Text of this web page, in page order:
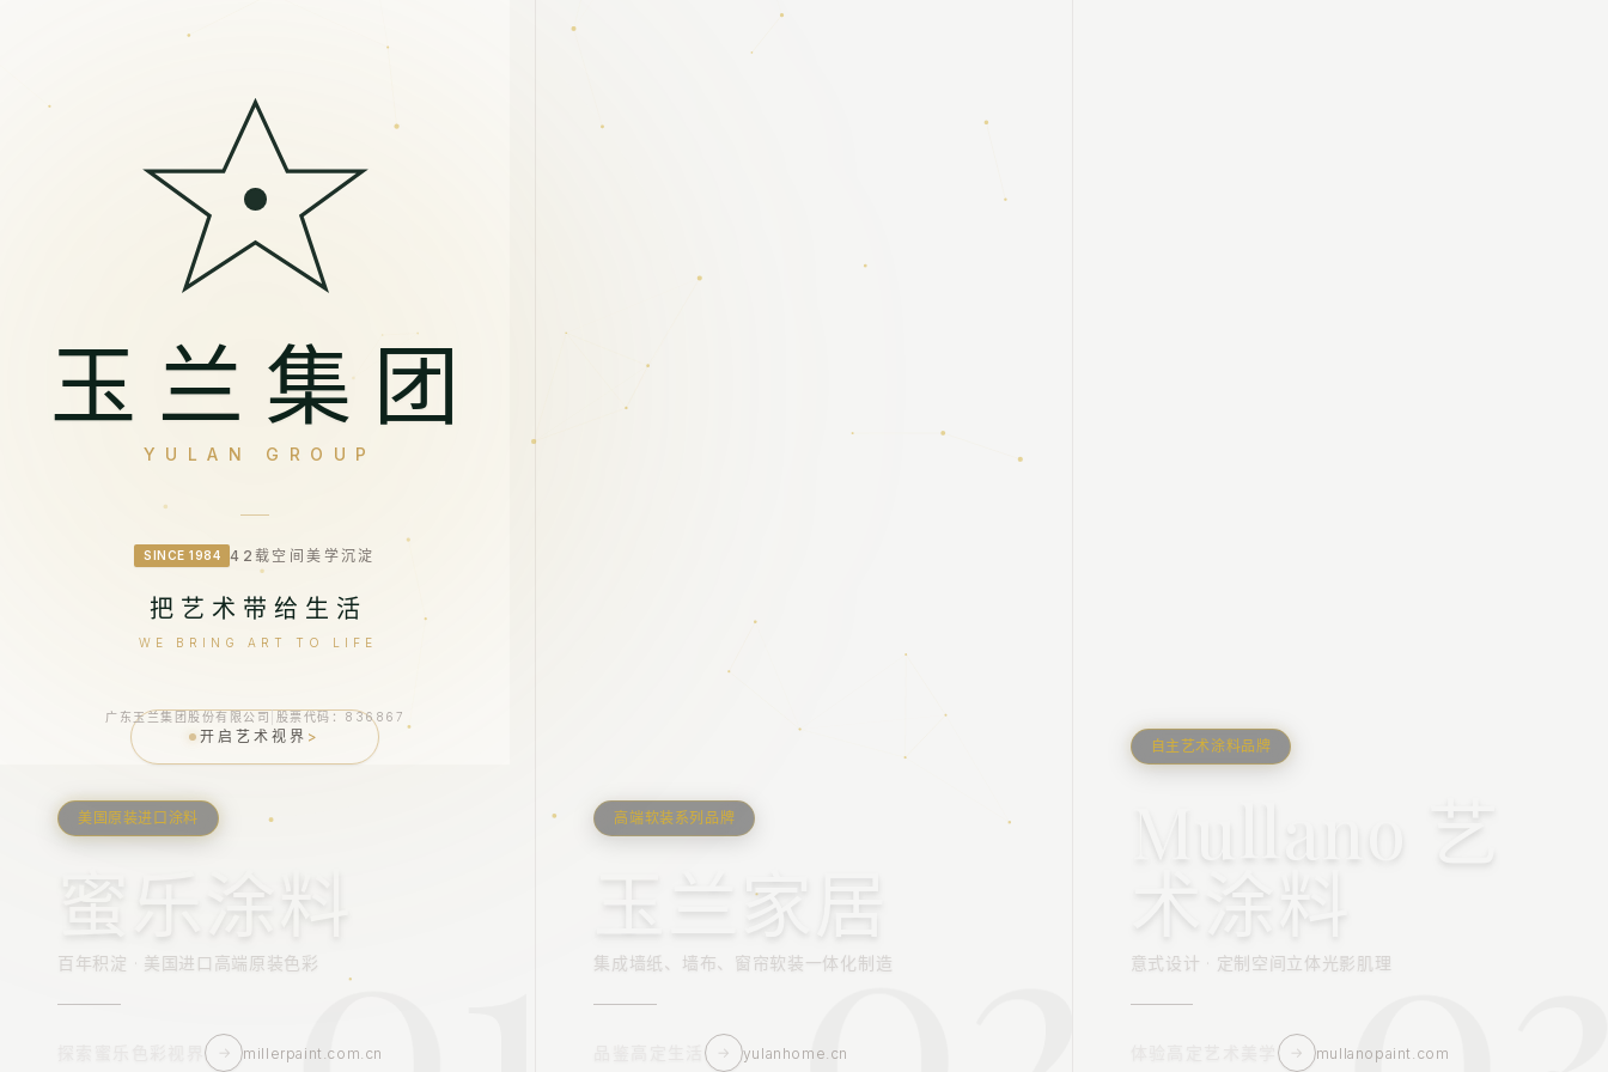
玉兰集团
YULAN GROUP
SINCE 1984 42载空间美学沉淀
把艺术带给生活
WE BRING ART TO LIFE
开启艺术视界 >
广东玉兰集团股份有限公司 股票代码：836867
美国原装进口涂料
蜜乐涂料
百年积淀 · 美国进口高端原装色彩
探索蜜乐色彩视界 → millerpaint.com.cn
高端软装系列品牌
玉兰家居
集成墙纸、墙布、窗帘软装一体化制造
→ yulanhome.cn
自主艺术涂料品牌
术涂料
意式设计 · 定制空间立体光影肌理
→ mullanopaint.com